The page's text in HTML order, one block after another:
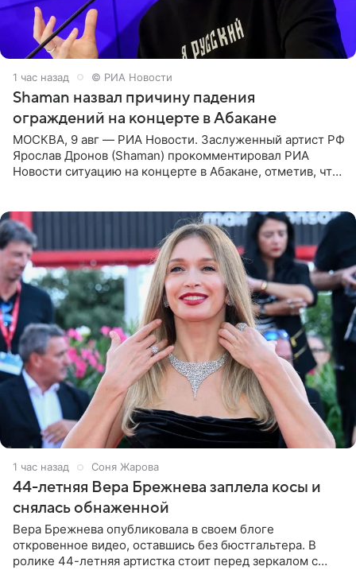
1 час назад © РИА Новости
Shaman назвал причину падения
ограждений на концерте в Абакане
МОСКВА, 9 авг — РИА Новости. Заслуженный артист РФ
Ярослав Дронов (Shaman) прокомментировал РИА
Новости ситуацию на концерте в Абакане, отметив, что
1 час назад Соня Жарова
44-летняя Вера Брежнева заплела косы и
снялась обнаженной
Вера Брежнева опубликовала в своем блоге
откровенное видео, оставшись без бюстгальтера. В
ролике 44-летняя артистка стоит перед зеркалом с